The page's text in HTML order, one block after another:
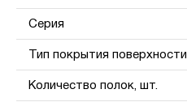
Серия
Тип покрытия поверхности
Количество полок, шт.